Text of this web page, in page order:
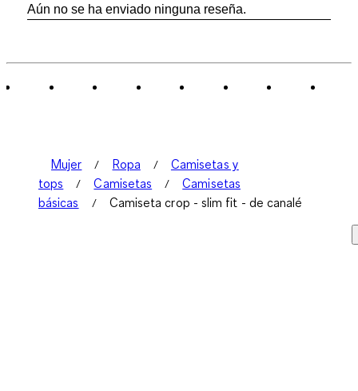
Aún no se ha enviado ninguna reseña.
Mujer Ropa
Camisetas y
tops
Camisetas
Camisetas
básicas
Camiseta crop - slim fit - de canalé